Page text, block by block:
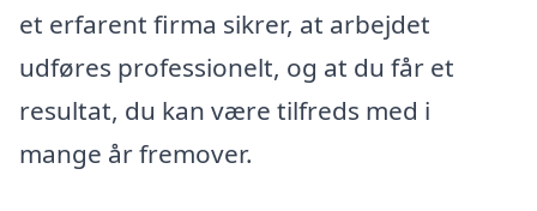
et erfarent firma sikrer, at arbejdet
udføres professionelt, og at du får et
resultat, du kan være tilfreds med i
mange år fremover.